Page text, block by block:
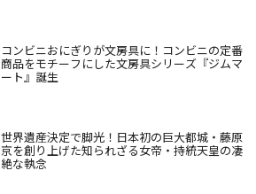
コンビニおにぎりが文房具に！コンビニの定番
商品をモチーフにした文房具シリーズ『ジムマ
ート』誕生
世界遺産決定で脚光！日本初の巨大都城・藤原
京を創り上げた知られざる女帝・持統天皇の凄
絶な執念